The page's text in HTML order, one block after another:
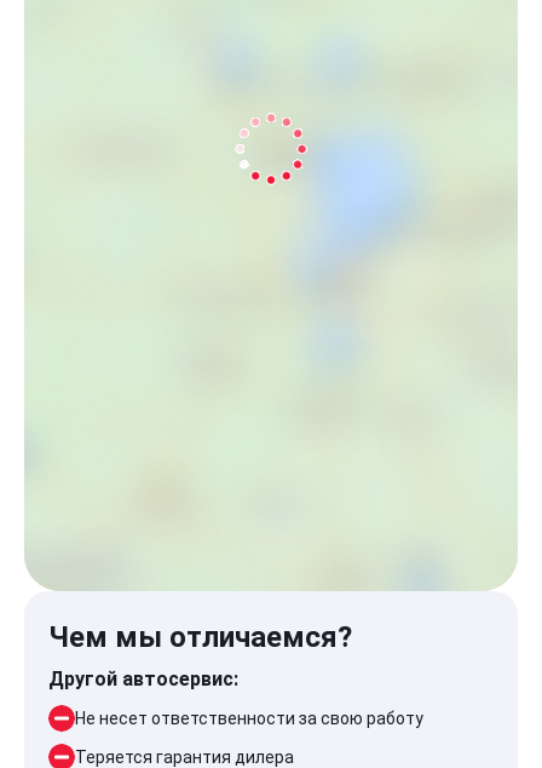
Чем мы отличаемся?
Другой автосервис:
Не несет ответственности за свою работу
Теряется гарантия дилера